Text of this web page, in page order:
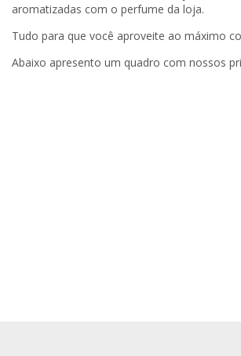
aromatizadas com o perfume da loja.
Tudo para que você aproveite ao máximo
Abaixo apresento um quadro com nossos